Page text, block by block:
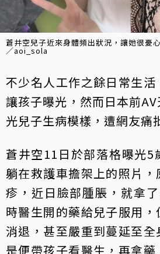
蒼井空兒子近來身體頻出狀況，讓她很憂
／aoi_sola
不少名人工作之餘日常生
讓孩子曝光，然而日本前AV
光兒子生病模樣，遭網友痛
蒼井空11日於部落格曝光5
躺在救護車擔架上的照片
疹，近日臉部腫脹，就拿
時醫生開的藥給兒子服用
消退，甚至嚴重到蔓延至
是便帶孩子看醫生，再拿